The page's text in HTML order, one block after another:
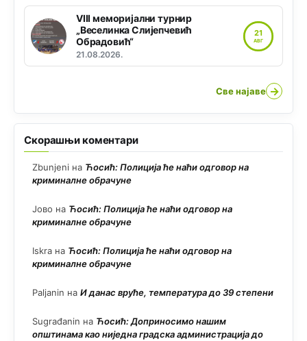
VIII меморијални турнир
„Веселинка Слијепчевић
Обрадовић“
21.08.2026.
21
АВГ
Све најаве →
Скорашњи коментари
Zbunjeni на Ћосић: Полиција ће наћи одговор на
криминалне обрачуне
Јово на Ћосић: Полиција ће наћи одговор на
криминалне обрачуне
Iskra на Ћосић: Полиција ће наћи одговор на
криминалне обрачуне
Paljanin на И данас вруће, температура до 39 степени
Sugrađanin на Ћосић: Доприносимо нашим
општинама као ниједна градска администрација до